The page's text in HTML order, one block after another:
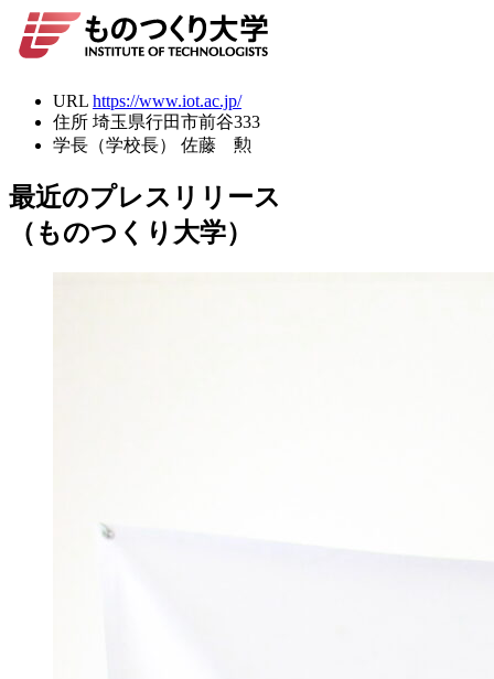
URL https://www.iot.ac.jp/
住所 埼玉県行田市前谷333
学長（学校長）
佐藤 勲
最近のプレスリリース
（ものつくり大学）